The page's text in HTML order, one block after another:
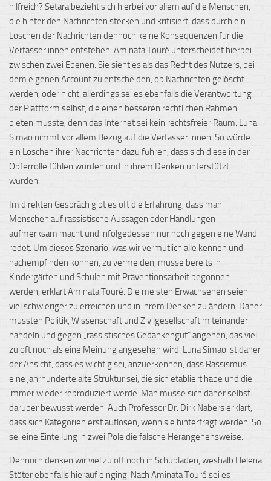
hilfreich? Setara bezieht sich hierbei vor allem auf die Menschen,
die hinter den Nachrichten stecken und kritisiert, dass durch ein
Löschen der Nachrichten dennoch keine Konsequenzen für die
Verfasser:innen entstehen. Aminata Touré unterscheidet hierbei
zwischen zwei Ebenen. Sie sieht es als das Recht des Nutzers, bei
dem eigenen Account zu entscheiden, ob Nachrichten gelöscht
werden, oder nicht. allerdings sei es ebenfalls die Verantwortung
der Plattform selbst, die einen besseren rechtlichen Rahmen
bieten müsste, denn das Internet sei kein rechtsfreier Raum. Luna
Simao nimmt vor allem Bezug auf die Verfasser:innen. So würde
ein Löschen ihrer Nachrichten dazu führen, dass sich diese in der
Opferrolle fühlen würden und in ihrem Denken unterstützt
würden.
Im direkten Gespräch gibt es oft die Erfahrung, dass man
Menschen auf rassistische Aussagen oder Handlungen
aufmerksam macht und infolgedessen nur noch gegen eine Wand
redet. Um dieses Szenario, was wir vermutlich alle kennen und
nachempfinden können, zu vermeiden, müsse bereits in
Kindergärten und Schulen mit Präventionsarbeit begonnen
werden, erklärt Aminata Touré. Die meisten Erwachsenen seien
viel schwieriger zu erreichen und in ihrem Denken zu ändern. Daher
müssten Politik, Wissenschaft und Zivilgesellschaft miteinander
handeln und gegen „rassistisches Gedankengut“ angehen, das viel
zu oft noch als eine Meinung angesehen wird. Luna Simao ist daher
der Ansicht, dass es wichtig sei, anzuerkennen, dass Rassismus
eine jahrhunderte alte Struktur sei, die sich etabliert habe und die
immer wieder reproduziert werde. Man müsse sich daher selbst
darüber bewusst werden. Auch Professor Dr. Dirk Nabers erklärt,
dass sich Kategorien erst auflösen, wenn sie hinterfragt werden. So
sei eine Einteilung in zwei Pole die falsche Herangehensweise.
Dennoch denken wir viel zu oft noch in Schubladen, weshalb Helena
Stöter ebenfalls hieraufeinging. Nach Aminata Touré sei es